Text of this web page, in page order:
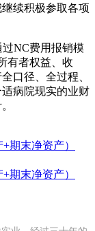
续积极参取各项
NC费用报销模
有者权益、收
口径、全过程、
病院现实的业财
期末净资产）
期末净资产）